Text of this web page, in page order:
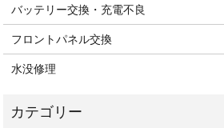
バッテリー交換・充電不良
フロントパネル交換
水没修理